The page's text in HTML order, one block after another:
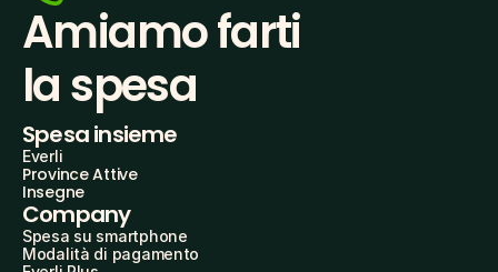
Amiamo farti
la spesa
Spesa insieme
Everli
Province Attive
Insegne
Company
Spesa su smartphone
Modalità di pagamento